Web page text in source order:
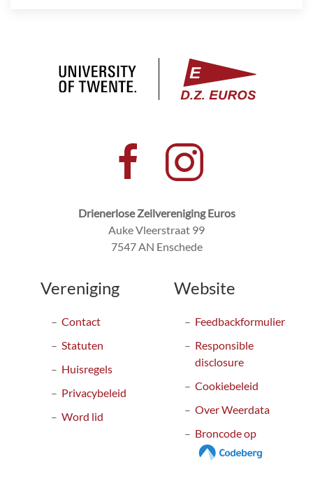
Drienerlose Zeilvereniging Euros
Auke Vleerstraat 99
7547 AN Enschede
Vereniging
Contact
Statuten
Huisregels
Privacybeleid
Word lid
Website
Feedbackformulier
Responsible
disclosure
Cookiebeleid
Over Weerdata
Broncode op